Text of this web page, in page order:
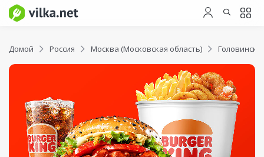
Домой Россия Москва (Московская область)